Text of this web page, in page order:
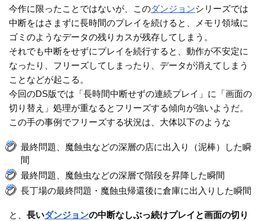
今作に限ったことではないが、このダンジョンシリーズでは
中断をはさまずに長時間のプレイを続けると、メモリ領域に
ゴミのようなデータの残りカスが残存してしまう。
それでも中断をせずにプレイを続行すると、動作が不安定に
なったり、フリーズしてしまったり、データが消えてしまう
ことなどが起こる。
今回のDS版では「長時間中断せずの連続プレイ」に「画面の
切り替え」処理が重なるとフリーズする傾向が強いようだ。
この手の事例でフリーズする状況は、大体以下のような
最終問題、魔蝕虫などの深層の店に出入り（泥棒）した瞬
間
最終問題、魔蝕虫などの深層で階段を昇降した瞬間
長丁場の最終問題・魔蝕虫帰還後に倉庫に出入りした瞬間
と、長いダンジョンの中断なしぶっ続けプレイと画面の切り